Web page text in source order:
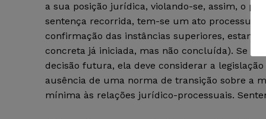
a sua posição jurídica, violando-se, assim, o
sentença recorrida, tem-se um ato processual
confirmação das instâncias superiores,
concreta já iniciada, mas não concluída). Se a
decisão futura, ela deve considerar a
ausência de uma norma de transição sobre a
mínima às relações jurídico-processuais.